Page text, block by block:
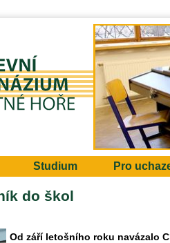
Studium Pro
do škol
Od září letošního roku navázalo